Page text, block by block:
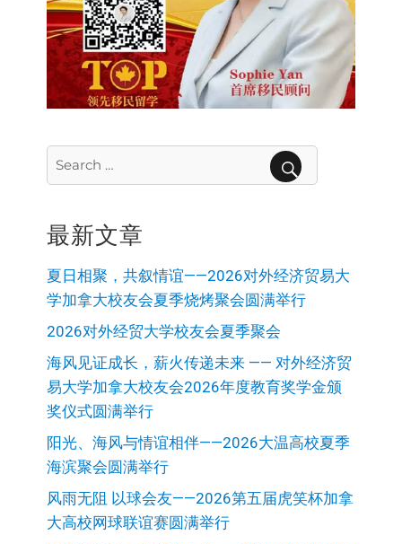
Search
for:
最新文章
夏日相聚，共叙情谊——2026对外经济贸易大
学加拿大校友会夏季烧烤聚会圆满举行
2026对外经贸大学校友会夏季聚会
海风见证成长，薪火传递未来 —— 对外经济贸
易大学加拿大校友会2026年度教育奖学金颁
奖仪式圆满举行
阳光、海风与情谊相伴——2026大温高校夏季
海滨聚会圆满举行
风雨无阻 以球会友——2026第五届虎笑杯加拿
大高校网球联谊赛圆满举行